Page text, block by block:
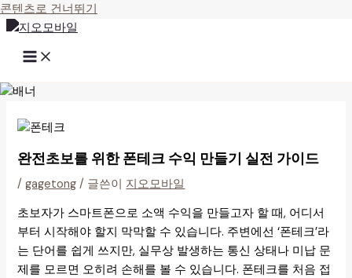
콘텐츠로 건너뛰기
완전초보를 위한 폰테크 수익 만들기 실전 가이드
/gagetong / 글쓴이 지오모바일
초보자가 스마트폰으로 소액 수익을 만들고자 할 때, 어디서
부터 시작해야 할지 막막할 수 있습니다. 주변에선 ‘폰테크’라
는 단어를 쉽게 쓰지만, 실무상 발생하는 통신 상태나 미납 문
제를 모르면 오히려 손해를 볼 수 있습니다. 폰테크를 처음 접